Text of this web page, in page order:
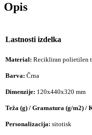
Opis
Lastnosti izdelka
Material: Recikliran polietilen
Barva: Črna
Dimenzije: 120x440x320 mm
Teža (g) / Gramatura (g/m2) /
Personalizacija: sitotisk